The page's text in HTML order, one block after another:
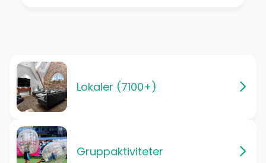
Lokaler (7100+)
Gruppaktiviteter